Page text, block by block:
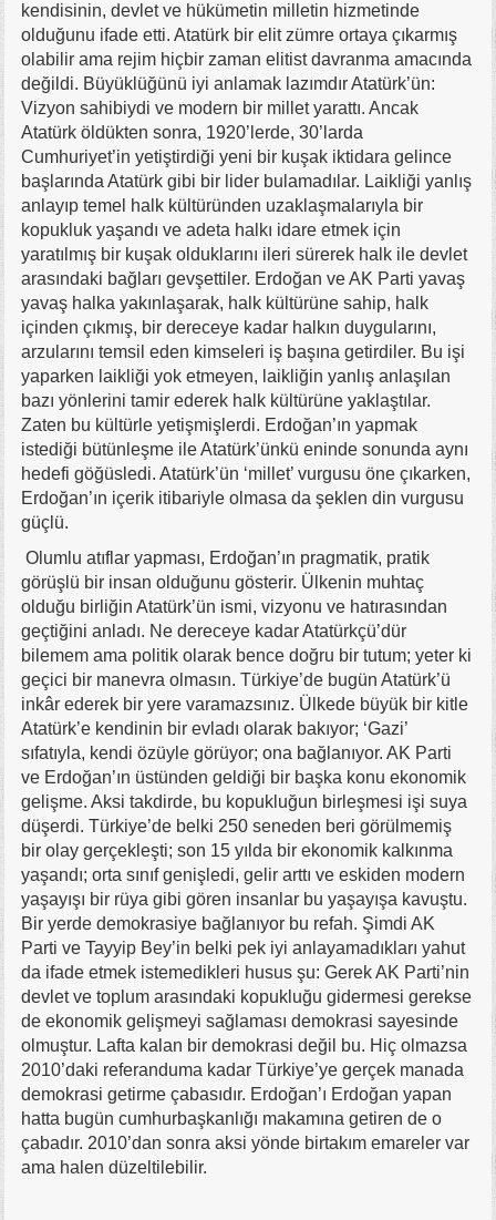
kendisinin, devlet ve hükümetin milletin hizmetinde
olduğunu ifade etti. Atatürk bir elit zümre ortaya çıkarmış
olabilir ama rejim hiçbir zaman elitist davranma amacında
değildi. Büyüklüğünü iyi anlamak lazımdır Atatürk’ün:
Vizyon sahibiydi ve modern bir millet yarattı. Ancak
Atatürk öldükten sonra, 1920’lerde, 30’larda
Cumhuriyet’in yetiştirdiği yeni bir kuşak iktidara gelince
başlarında Atatürk gibi bir lider bulamadılar. Laikliği yanlış
anlayıp temel halk kültüründen uzaklaşmalarıyla bir
kopukluk yaşandı ve adeta halkı idare etmek için
yaratılmış bir kuşak olduklarını ileri sürerek halk ile devlet
arasındaki bağları gevşettiler. Erdoğan ve AK Parti yavaş
yavaş halka yakınlaşarak, halk kültürüne sahip, halk
içinden çıkmış, bir dereceye kadar halkın duygularını,
arzularını temsil eden kimseleri iş başına getirdiler. Bu işi
yaparken laikliği yok etmeyen, laikliğin yanlış anlaşılan
bazı yönlerini tamir ederek halk kültürüne yaklaştılar.
Zaten bu kültürle yetişmişlerdi. Erdoğan’ın yapmak
istediği bütünleşme ile Atatürk’ünkü eninde sonunda aynı
hedefi göğüsledi. Atatürk’ün ‘millet’ vurgusu öne çıkarken,
Erdoğan’ın içerik itibariyle olmasa da şeklen din vurgusu
güçlü.
Olumlu atıflar yapması, Erdoğan’ın pragmatik, pratik
görüşlü bir insan olduğunu gösterir. Ülkenin muhtaç
olduğu birliğin Atatürk’ün ismi, vizyonu ve hatırasından
geçtiğini anladı. Ne dereceye kadar Atatürkçü’dür
bilemem ama politik olarak bence doğru bir tutum; yeter ki
geçici bir manevra olmasın. Türkiye’de bugün Atatürk’ü
inkâr ederek bir yere varamazsınız. Ülkede büyük bir kitle
Atatürk’e kendinin bir evladı olarak bakıyor; ‘Gazi’
sıfatıyla, kendi özüyle görüyor; ona bağlanıyor. AK Parti
ve Erdoğan’ın üstünden geldiği bir başka konu ekonomik
gelişme. Aksi takdirde, bu kopukluğun birleşmesi işi suya
düşerdi. Türkiye’de belki 250 seneden beri görülmemiş
bir olay gerçekleşti; son 15 yılda bir ekonomik kalkınma
yaşandı; orta sınıf genişledi, gelir arttı ve eskiden modern
yaşayışı bir rüya gibi gören insanlar bu yaşayışa kavuştu.
Bir yerde demokrasiye bağlanıyor bu refah. Şimdi AK
Parti ve Tayyip Bey’in belki pek iyi anlayamadıkları yahut
da ifade etmek istemedikleri husus şu: Gerek AK Parti’nin
devlet ve toplum arasındaki kopukluğu gidermesi gerekse
de ekonomik gelişmeyi sağlaması demokrasi sayesinde
olmuştur. Lafta kalan bir demokrasi değil bu. Hiç olmazsa
2010’daki referanduma kadar Türkiye’ye gerçek manada
demokrasi getirme çabasıdır. Erdoğan’ı Erdoğan yapan
hatta bugün cumhurbaşkanlığı makamına getiren de o
çabadır. 2010’dan sonra aksi yönde birtakım emareler var
ama halen düzeltilebilir.